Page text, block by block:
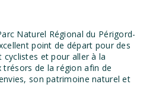
Naturel Régional du Périgord-
point de départ pour des
et pour aller à la
trésors de la région afin de
son patrimoine naturel et